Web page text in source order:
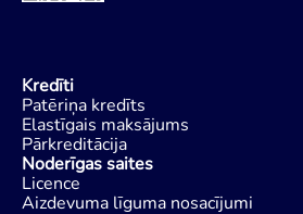
Kredīti
Patēriņa kredīts
Elastīgais maksājums
Pārkreditācija
Noderīgas saites
Licence
Aizdevuma līguma nosacījumi